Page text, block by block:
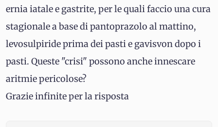
ernia iatale e gastrite, per le quali faccio una cura
stagionale a base di pantoprazolo al mattino,
levosulpiride prima dei pasti e gavisvon dopo i
pasti. Queste "crisi" possono anche innescare
aritmie pericolose?
Grazie infinite per la risposta